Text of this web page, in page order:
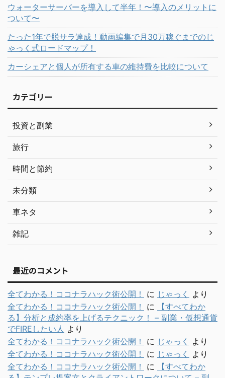
ウォーターサーバーを導入して半年！〜導入のメリットに
ついて〜
たった1年で脱サラ達成！動画編集で月30万稼ぐまでのじ
ゃっく式ロードマップ！
カーシェアと個人が所有する車の維持費を比較について
カテゴリー
投資と副業
旅行
時間と節約
未分類
車ネタ
雑記
最近のコメント
全てわかる！ココナラハック術公開！ に じゃっく
より
全てわかる！ココナラハック術公開！
に
【すべてわか
る】分析と成約率を上げるテクニック！ – 副業・仮想通貨
でFIREしたい人 より
全てわかる！ココナラハック術公開！
に じゃっく
より
全てわかる！ココナラハック術公開！
に じゃっく
より
全てわかる！ココナラハック術公開！
に
【すべてわか